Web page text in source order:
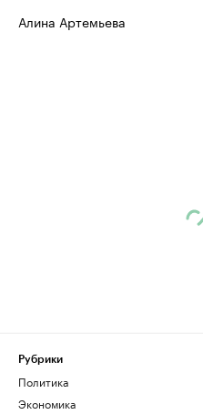
Алина Артемьева
Рубрики
Политика
Экономика